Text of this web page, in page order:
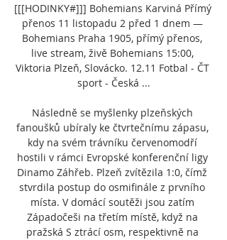
[[[HODINKY#]]] Bohemians Karviná Přímý
přenos 11 listopadu 2 před 1 dnem —
Bohemians Praha 1905, přímý přenos,
live stream, živě Bohemians 15:00,
Viktoria Plzeň, Slovácko. 12.11 Fotbal - ČT
sport - Česká ...
Následně se myšlenky plzeňských
fanoušků ubíraly ke čtvrtečnímu zápasu,
kdy na svém trávníku červenomodří
hostili v rámci Evropské konferenční ligy
Dinamo Záhřeb. Plzeň zvítězila 1:0, čímž
stvrdila postup do osmifinále z prvního
místa. V domácí soutěži jsou zatím
Západočeši na třetím místě, když na
pražská S ztrácí osm, respektivně na